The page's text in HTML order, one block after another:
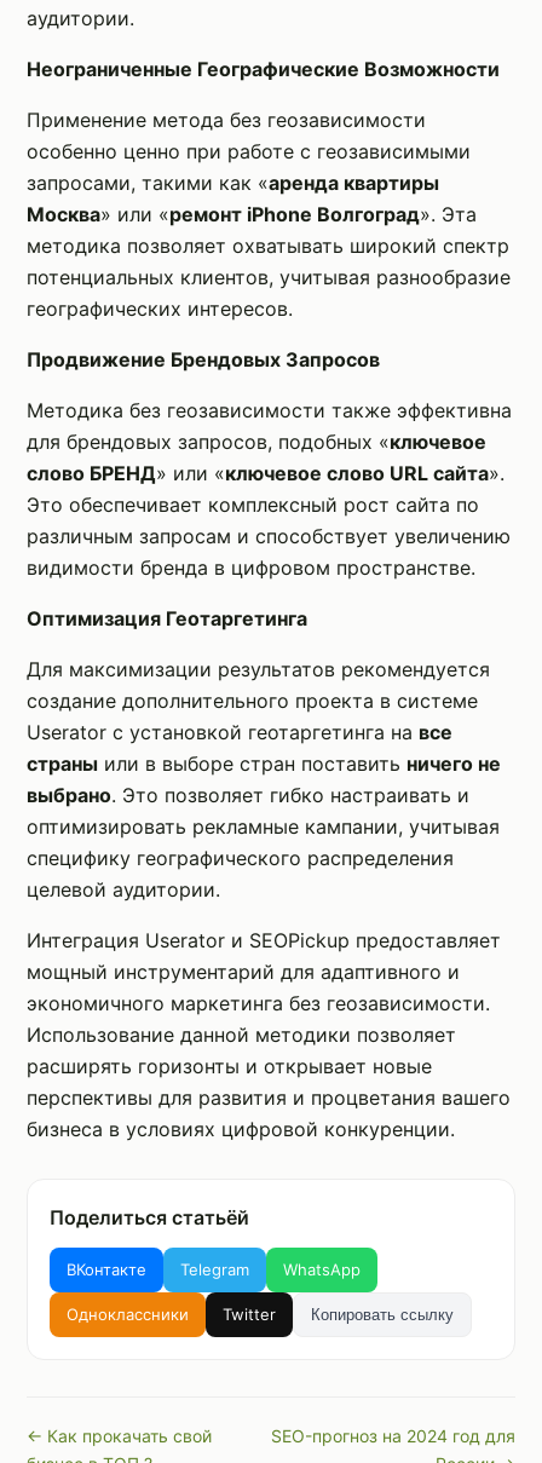
аудитории.
Неограниченные Географические Возможности
Применение метода без геозависимости
особенно ценно при работе с геозависимыми
запросами, такими как «аренда квартиры
Москва» или «ремонт iPhone Волгоград». Эта
методика позволяет охватывать широкий спектр
потенциальных клиентов, учитывая разнообразие
географических интересов.
Продвижение Брендовых Запросов
Методика без геозависимости также эффективна
для брендовых запросов, подобных «ключевое
слово БРЕНД» или «ключевое слово URL сайта».
Это обеспечивает комплексный рост сайта по
различным запросам и способствует увеличению
видимости бренда в цифровом пространстве.
Оптимизация Геотаргетинга
Для максимизации результатов рекомендуется
создание дополнительного проекта в системе
Userator с установкой геотаргетинга на все
страны или в выборе стран поставить ничего не
выбрано. Это позволяет гибко настраивать и
оптимизировать рекламные кампании, учитывая
специфику географического распределения
целевой аудитории.
Интеграция Userator и SEOPickup предоставляет
мощный инструментарий для адаптивного и
экономичного маркетинга без геозависимости.
Использование данной методики позволяет
расширять горизонты и открывает новые
перспективы для развития и процветания вашего
бизнеса в условиях цифровой конкуренции.
Поделиться статьёй
ВКонтакте Telegram WhatsApp
Одноклассники Twitter Копировать ссылку
← Как прокачать свой
SEO-прогноз на 2024 год для